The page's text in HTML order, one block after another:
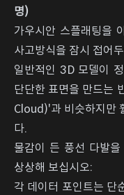
명)
가우시안 스플래팅을
사고방식을 잠시 접어
일반적인 3D 모델이
단단한 표면을 만드는
Cloud)'과 비슷하지만
다.
물감이 든 풍선 다발
상상해 보십시오:
각 데이터 포인트는 단